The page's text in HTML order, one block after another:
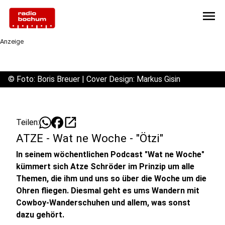
menu
Anzeige
© Foto: Boris Breuer | Cover Design: Markus Gisin
Teilen: open_in_new
ATZE - Wat ne Woche - "Ötzi"
In seinem wöchentlichen Podcast "Wat ne Woche"
kümmert sich Atze Schröder im Prinzip um alle
Themen, die ihm und uns so über die Woche um die
Ohren fliegen. Diesmal geht es ums Wandern mit
Cowboy-Wanderschuhen und allem, was sonst
dazu gehört.